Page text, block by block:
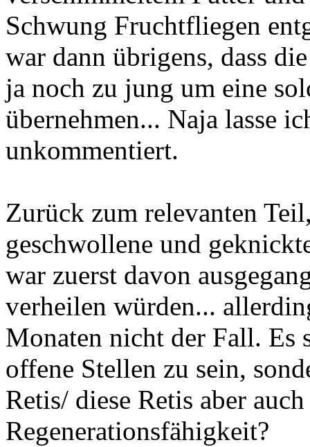
Schwung Fruchtfliegen
war dann übrigens, dass
ja noch zu jung um eine
übernehmen... Naja lasse
unkommentiert.
Zurück zum relevanten
geschwollene und
war zuerst davon
verheilen würden...
Monaten nicht der Fall. Es
offene Stellen zu sein,
Retis/ diese Retis aber
Regenerationsfähigkeit?